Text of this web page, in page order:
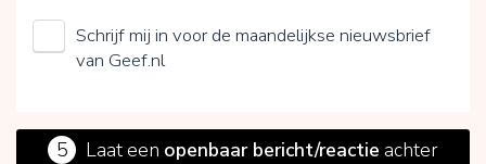
Schrijf mij in voor de maandelijkse nieuwsbrief
van Geef.nl
5 Laat een openbaar bericht/reactie achter